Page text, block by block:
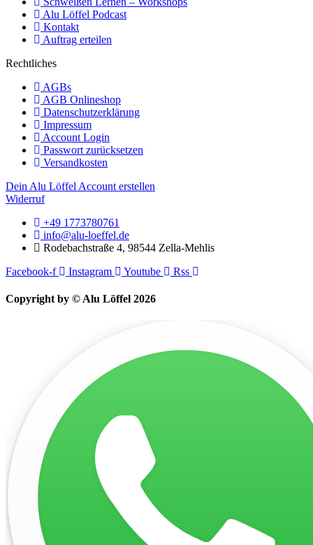
Alu Löffel Podcast
Kontakt
Auftrag erteilen
Rechtliches
AGBs
AGB Onlineshop
Datenschutzerklärung
Impressum
Account Login
Passwort zurücksetzen
Versandkosten
Dein Alu Löffel Account erstellen
Widerruf
+49 1773780761
info@alu-loeffel.de
Rodebachstraße 4, 98544 Zella-Mehlis
Facebook-f
Instagram Youtube Rss
Copyright by © Alu Löffel 2026